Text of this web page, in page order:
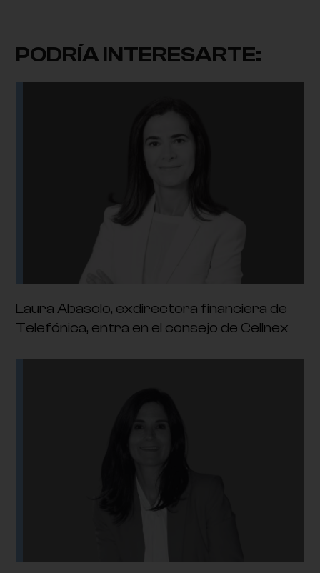
PODRÍA INTERESARTE:
Laura Abasolo, exdirectora financiera de
Telefónica, entra en el consejo de Cellnex